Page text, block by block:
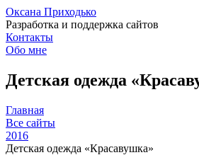
Оксана Приходько
Разработка и поддержка сайтов
Контакты
Обо мне
Детская одежда
Главная
Все сайты
2016
Детская одежда «Красавушка»